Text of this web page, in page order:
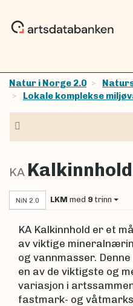
Natur i Norge 2.0
Lokale komplekse
KA Kalkinnhold
NiN 2.0 LKM med 9 trinn
KA Kalkinnhold er et
av viktige
og vannmasser.
en av de viktigste og
variasjon i
fastmark- og